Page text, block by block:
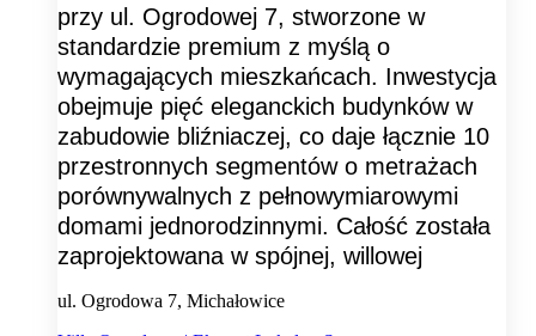
przy ul. Ogrodowej 7, stworzone w
standardzie premium z myślą o
wymagających mieszkańcach. Inwestycja
obejmuje pięć eleganckich budynków w
zabudowie bliźniaczej, co daje łącznie 10
przestronnych segmentów o metrażach
porównywalnych z pełnowymiarowymi
domami jednorodzinnymi. Całość została
zaprojektowana w spójnej, willowej
ul. Ogrodowa 7, Michałowice